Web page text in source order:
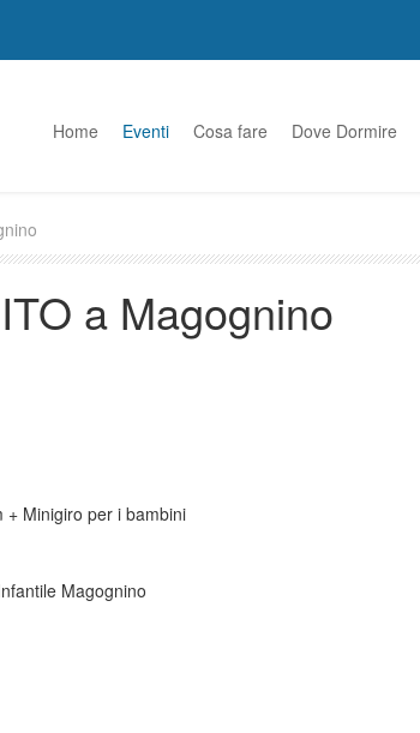
Home Eventi Cosa fare Dove Dormire
a Magognino
+ Minigiro per i bambini
Magognino